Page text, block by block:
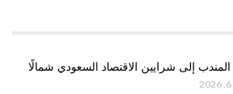
إلى شرايين الاقتصاد السعودي شمالًا